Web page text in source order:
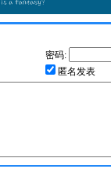
密码:
匿名发表